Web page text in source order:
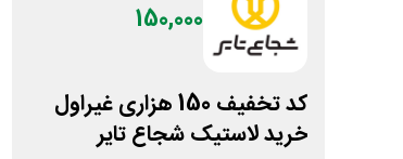
150,000
کد تخفیف 150 هزاری غیراول
خرید لاستیک شجاع تایر